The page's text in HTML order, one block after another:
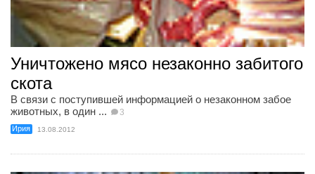
Уничтожено мясо незаконно забитого
скота
В связи с поступившей информацией о незаконном забое
животных, в один ...
3
Ирия 13.08.2012